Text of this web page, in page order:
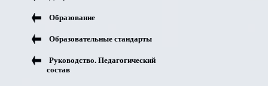
Образование
Образовательные стандарты
Руководство. Педагогический
состав